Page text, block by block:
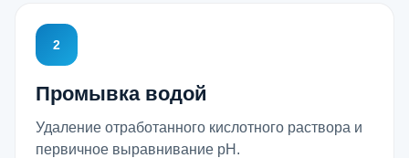
2
Промывка водой
Удаление отработанного кислотного раствора и
первичное выравнивание pH.